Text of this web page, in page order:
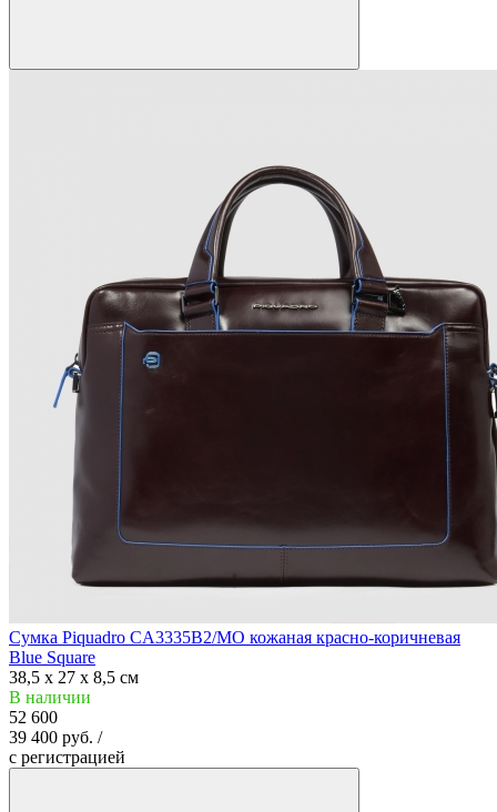
Сумка Piquadro CA3335B2/MO кожаная красно-коричневая
Blue Square
38,5 x 27 x 8,5 см
В наличии
52 600
39 400 руб. /
c регистрацией